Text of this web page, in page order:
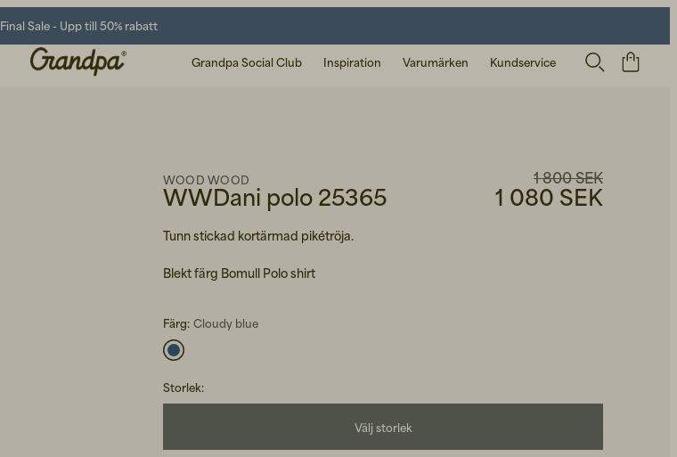
Final Sale - Upp till 50% rabatt
Grandpa Social Club Inspiration Varumärken Kundservice
WWDani polo 25365
WOOD WOOD 1 800 SEK
1 080 SEK
Tunn stickad kortärmad pikétröja.
Blekt färg Bomull Polo shirt
Färg: Cloudy blue
Storlek:
Välj storlek